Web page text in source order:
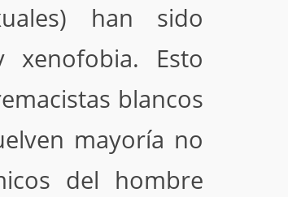
han sido
xenofobia. Esto
blancos
mayoría no
del hombre